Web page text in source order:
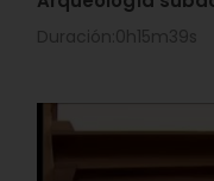
Duración:0h15m39s